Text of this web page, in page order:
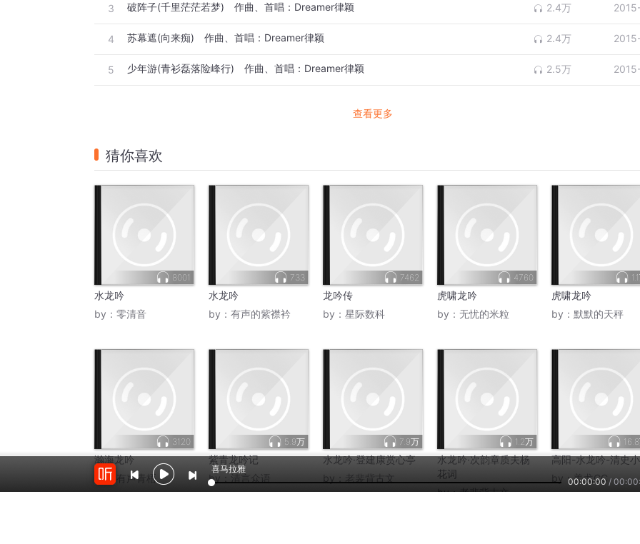
3 破阵子(千里茫茫若梦) 作曲、首唱：Dreamer律颖 2.4万
4 苏幕遮(向来痴) 作曲、首唱：Dreamer律颖 2.4万
5 少年游(青衫磊落险峰行) 作曲、首唱：Dreamer律颖 2.5万
查看更多
猜你喜欢
8001
水龙吟
by： 零清音
733
水龙吟
by： 有声的紫襟衿
7462
龙吟传
by： 星际数科
4760
虎啸龙吟
by： 无忧的米粒
虎啸龙吟
by： 默默的天秤
3120
瀚海龙吟
by： 有声青梧
5.9万
紫青龙吟记
by： 清言众语
7.9万
水龙吟·登建康赏心亭
by： 老裴背古文
1.2万
水龙吟·次韵章质夫杨
花词
by：老裴背古文
高阳-水龙吟-清史
by：姜戈CC
喜马拉雅
00:00:00/